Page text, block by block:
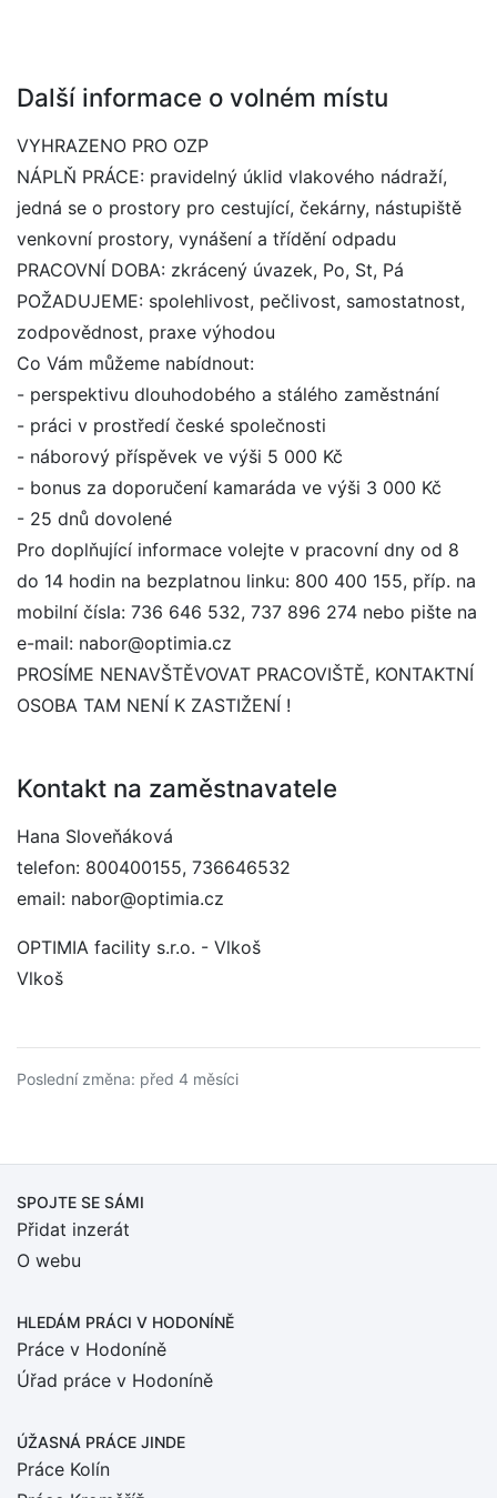
Další informace o volném místu
VYHRAZENO PRO OZP
NÁPLŇ PRÁCE: pravidelný úklid vlakového nádraží,
jedná se o prostory pro cestující, čekárny, nástupiště
venkovní prostory, vynášení a třídění odpadu
PRACOVNÍ DOBA: zkrácený úvazek, Po, St, Pá
POŽADUJEME: spolehlivost, pečlivost, samostatnost,
zodpovědnost, praxe výhodou
Co Vám můžeme nabídnout:
- perspektivu dlouhodobého a stálého zaměstnání
- práci v prostředí české společnosti
- náborový příspěvek ve výši 5 000 Kč
- bonus za doporučení kamaráda ve výši 3 000 Kč
- 25 dnů dovolené
Pro doplňující informace volejte v pracovní dny od 8
do 14 hodin na bezplatnou linku: 800 400 155, příp. na
mobilní čísla: 736 646 532, 737 896 274 nebo pište na
e-mail: nabor@optimia.cz
PROSÍME NENAVŠTĚVOVAT PRACOVIŠTĚ, KONTAKTNÍ
OSOBA TAM NENÍ K ZASTIŽENÍ !
Kontakt na zaměstnavatele
Hana Sloveňáková
telefon: 800400155, 736646532
email: nabor@optimia.cz
OPTIMIA facility s.r.o. - Vlkoš
Vlkoš
Poslední změna: před 4 měsíci
SPOJTE SE SÁMI
Přidat inzerát
O webu
HLEDÁM PRÁCI V HODONÍNĚ
Práce v Hodoníně
Úřad práce v Hodoníně
ÚŽASNÁ PRÁCE JINDE
Práce Kolín